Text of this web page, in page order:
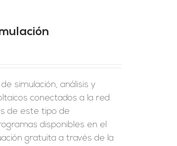
simulación, análisis y
conectados a la red
de este tipo de
disponibles en el
gratuita a través de la